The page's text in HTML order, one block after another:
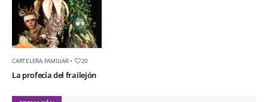
CARTELERA FAMILIAR• 20
La profecía del frailejón